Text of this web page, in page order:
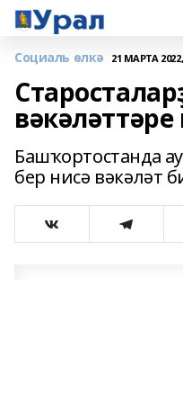
Социаль өлкә 21 МАРТА 2022,
Башҡортостанда
бер нисә вәкәләт